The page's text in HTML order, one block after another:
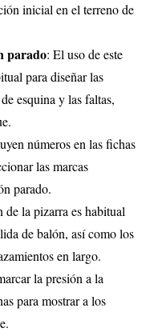
inicial en el terreno de
parado: El uso de este
para diseñar las
esquina y las faltas,
números en las fichas
las marcas
parado.
la pizarra es habitual
de balón, así como los
en largo.
la presión a la
para mostrar a los